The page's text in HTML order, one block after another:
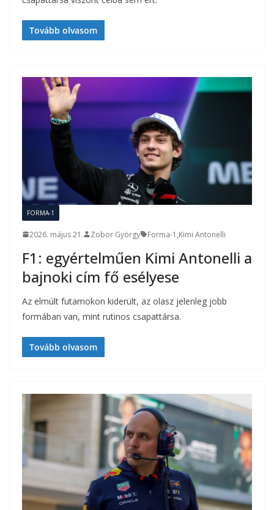
Tovább olvasom
FORMA-1
2026. május 21. Zobor György Forma-1 ,Kimi Antonelli
F1: egyértelműen Kimi Antonelli a
bajnoki cím fő esélyese
Az elmúlt futamokon kiderült, az olasz jelenleg jobb
formában van, mint rutinos csapattársa.
Tovább olvasom